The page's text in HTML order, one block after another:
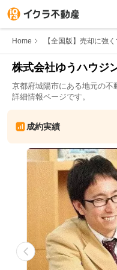
はじめての方へ
不動産会社を探す
物件の価格を知る
お家の売却を学ぶ
不動産会社向け情報
Home 【全国版】売却に強
株式会社ゆうハウジ
京都府城陽市にある地元の不
詳細情報ページです。
成約実績